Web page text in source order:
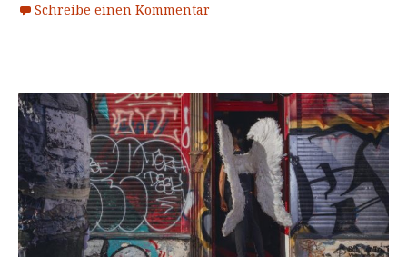
Schreibe einen Kommentar